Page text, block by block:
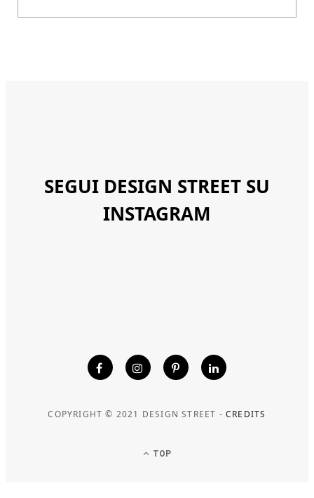
SEGUI DESIGN STREET SU
INSTAGRAM
COPYRIGHT © 2021 DESIGN STREET -CREDITS
TOP